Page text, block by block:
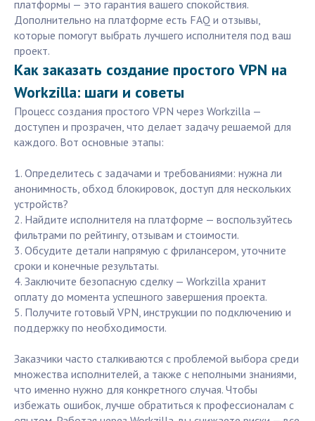
платформы — это гарантия вашего спокойствия.
Дополнительно на платформе есть FAQ и отзывы,
которые помогут выбрать лучшего исполнителя под ваш
проект.
Как заказать создание простого VPN на
Workzilla: шаги и советы
Процесс создания простого VPN через Workzilla —
доступен и прозрачен, что делает задачу решаемой для
каждого. Вот основные этапы:
1. Определитесь с задачами и требованиями: нужна ли
анонимность, обход блокировок, доступ для нескольких
устройств?
2. Найдите исполнителя на платформе — воспользуйтесь
фильтрами по рейтингу, отзывам и стоимости.
3. Обсудите детали напрямую с фрилансером, уточните
сроки и конечные результаты.
4. Заключите безопасную сделку — Workzilla хранит
оплату до момента успешного завершения проекта.
5. Получите готовый VPN, инструкции по подключению и
поддержку по необходимости.
Заказчики часто сталкиваются с проблемой выбора среди
множества исполнителей, а также с неполными знаниями,
что именно нужно для конкретного случая. Чтобы
избежать ошибок, лучше обратиться к профессионалам с